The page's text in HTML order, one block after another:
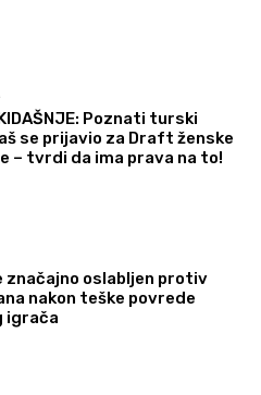
Poznati turski
se prijavio za Draft ženske
– tvrdi da ima prava na to!
značajno oslabljen protiv
nakon teške povrede
igrača